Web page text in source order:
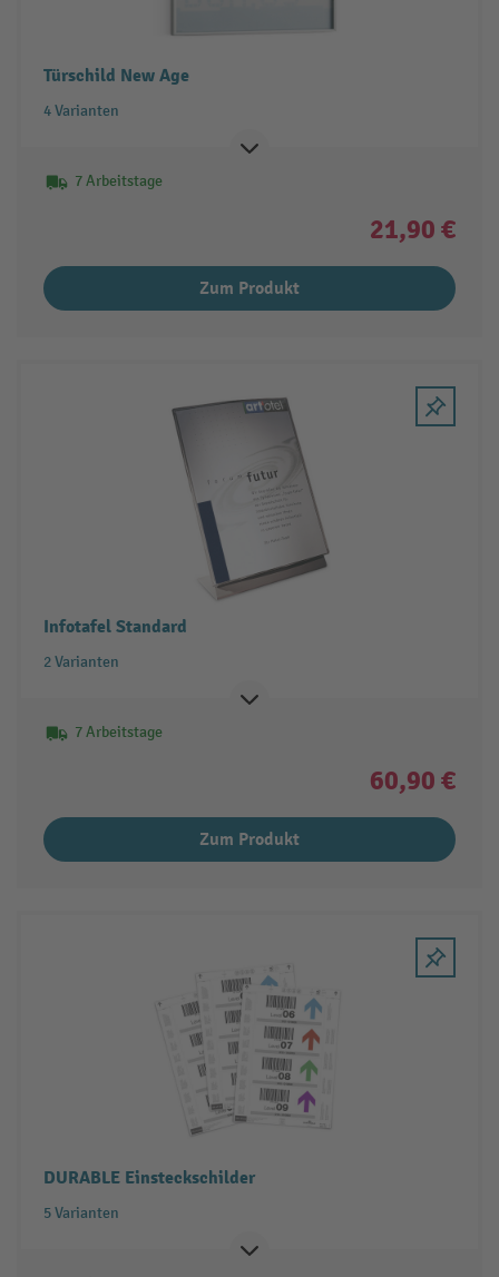
Türschild New Age
4 Varianten
7 Arbeitstage
21,90 €
Zum Produkt
Infotafel Standard
2 Varianten
7 Arbeitstage
60,90 €
Zum Produkt
DURABLE Einsteckschilder
5 Varianten